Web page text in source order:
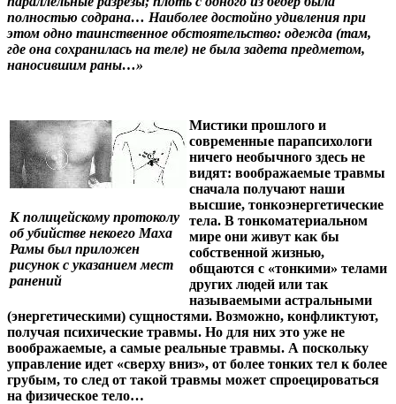
полностью содрана… Наиболее достойно удивления при
этом одно таинственное обстоятельство: одежда (там,
где она сохранилась на теле) не была задета предметом,
наносившим раны…»
К полицейскому протоколу
об убийстве некоего Маха
Рамы был приложен
рисунок с указанием мест
ранений
Мистики прошлого и
современные парапсихологи
ничего необычного здесь не
видят: воображаемые травмы
сначала получают наши
высшие, тонкоэнергетические
тела. В тонкоматериальном
мире они живут как бы
собственной жизнью,
общаются с «тонкими» телами
других людей или так
называемыми астральными
(энергетическими) сущностями. Возможно, конфликтуют,
получая психические травмы. Но для них это уже не
воображаемые, а самые реальные травмы. А поскольку
управление идет «сверху вниз», от более тонких тел к более
грубым, то след от такой травмы может спроецироваться
на физическое тело…